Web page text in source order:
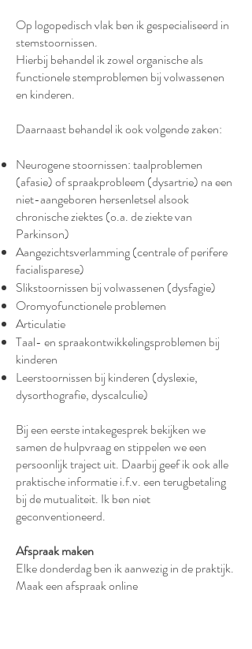
Op logopedisch vlak ben ik gespecialiseerd in
stemstoornissen.
Hierbij behandel ik zowel organische als
functionele stemproblemen bij volwassenen
en kinderen.
Daarnaast behandel ik ook volgende zaken:
Neurogene stoornissen: taalproblemen
(afasie) of spraakprobleem (dysartrie) na een
niet-aangeboren hersenletsel alsook
chronische ziektes (o.a. de ziekte van
Parkinson)
Aangezichtsverlamming (centrale of perifere
facialisparese)
Slikstoornissen bij volwassenen (dysfagie)
Oromyofunctionele problemen
Articulatie
Taal- en spraakontwikkelingsproblemen bij
kinderen
Leerstoornissen bij kinderen (dyslexie,
dysorthografie, dyscalculie)
Bij een eerste intakegesprek bekijken we
samen de hulpvraag en stippelen we een
persoonlijk traject uit. Daarbij geef ik ook alle
praktische informatie i.f.v. een terugbetaling
bij de mutualiteit. Ik ben niet
geconventioneerd.
Afspraak maken
Elke donderdag ben ik aanwezig in de praktijk.
Maak een afspraak online